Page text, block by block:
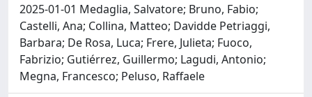
2025-01-01 Medaglia, Salvatore; Bruno, Fabio;
Castelli, Ana; Collina, Matteo; Davidde Petriaggi,
Barbara; De Rosa, Luca; Frere, Julieta; Fuoco,
Fabrizio; Gutiérrez, Guillermo; Lagudi, Antonio;
Megna, Francesco; Peluso, Raffaele